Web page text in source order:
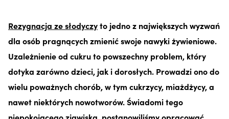
Rezygnacja ze słodyczyto jedno z największych wyzwań
dla osób pragnących zmienić swoje nawyki żywieniowe.
Uzależnienie od cukru to powszechny problem, który
dotyka zarówno dzieci, jak i dorosłych. Prowadzi ono do
wielu poważnych chorób, w tym cukrzycy, miażdżycy, a
nawet niektórych nowotworów. Świadomi tego
niepokojącego zjawiska, postanowiliśmy opracować